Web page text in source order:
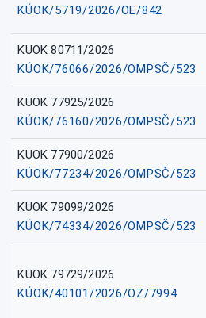
KÚOK/5719/2026/OE/842
KUOK 80711/2026
KÚOK/76066/2026/OMPSČ/523
KUOK 77925/2026
KÚOK/76160/2026/OMPSČ/523
KUOK 77900/2026
KÚOK/77234/2026/OMPSČ/523
KUOK 79099/2026
KÚOK/74334/2026/OMPSČ/523
KUOK 79729/2026
KÚOK/40101/2026/OZ/7994